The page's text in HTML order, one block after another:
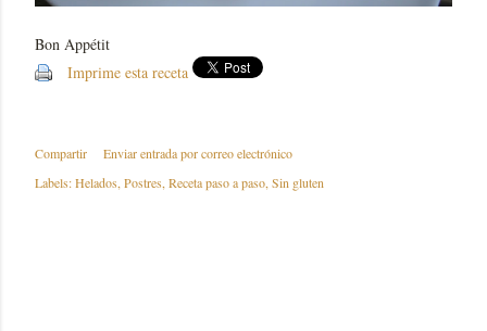
Bon Appétit
Imprime esta receta
Compartir
Enviar entrada por correo electrónico
Labels:Helados Postres Receta paso a paso Sin gluten